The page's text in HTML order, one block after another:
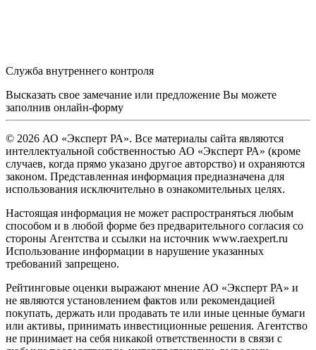
Служба внутреннего контроля
Высказать свое замечание или предложение Вы можете
заполнив онлайн-форму
© 2026 АО «Эксперт РА». Все материалы сайта являются
интеллектуальной собственностью АО «Эксперт РА» (кроме
случаев, когда прямо указано другое авторство) и охраняются
законом. Представленная информация предназначена для
использования исключительно в ознакомительных целях.
Настоящая информация не может распространяться любым
способом и в любой форме без предварительного согласия со
стороны Агентства и ссылки на источник www.raexpert.ru
Использование информации в нарушение указанных
требований запрещено.
Рейтинговые оценки выражают мнение АО «Эксперт РА» и
не являются установлением фактов или рекомендацией
покупать, держать или продавать те или иные ценные бумаги
или активы, принимать инвестиционные решения. Агентство
не принимает на себя никакой ответственности в связи с